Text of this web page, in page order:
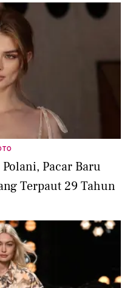
Pacar Baru
Terpaut 29 Tahun